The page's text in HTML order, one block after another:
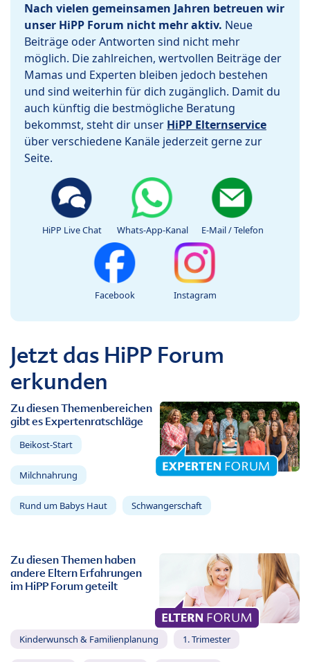
Nach vielen gemeinsamen Jahren betreuen wir
unser HiPP Forum nicht mehr aktiv. Neue
Beiträge oder Antworten sind nicht mehr
möglich. Die zahlreichen, wertvollen Beiträge der
Mamas und Experten bleiben jedoch bestehen
und sind weiterhin für dich zugänglich. Damit du
auch künftig die bestmögliche Beratung
bekommst, steht dir unser HiPP Elternservice
über verschiedene Kanäle jederzeit gerne zur
Seite.
HiPP Live Chat Whats-App-Kanal E-Mail / Telefon
Facebook Instagram
Jetzt das HiPP Forum
erkunden
Zu diesen Themenbereichen
gibt es Expertenratschläge
Beikost-Start
Milchnahrung
Rund um Babys Haut Schwangerschaft
Zu diesen Themen haben
andere Eltern Erfahrungen
im HiPP Forum geteilt
Kinderwunsch & Familienplanung 1. Trimester